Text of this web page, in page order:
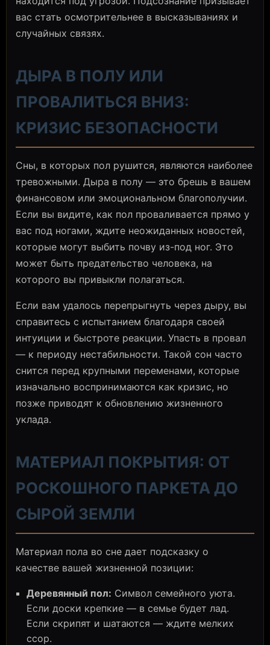
вас стать осмотрительнее в высказываниях и
случайных связях.
ДЫРА В ПОЛУ ИЛИ
ПРОВАЛИТЬСЯ ВНИЗ:
КРИЗИС БЕЗОПАСНОСТИ
Сны, в которых пол рушится, являются наиболее
тревожными. Дыра в полу — это брешь в вашем
финансовом или эмоциональном благополучии.
Если вы видите, как пол проваливается прямо у
вас под ногами, ждите неожиданных новостей,
которые могут выбить почву из-под ног. Это
может быть предательство человека, на
которого вы привыкли полагаться.
Если вам удалось перепрыгнуть через дыру, вы
справитесь с испытанием благодаря своей
интуиции и быстроте реакции. Упасть в провал
— к периоду нестабильности. Такой сон часто
снится перед крупными переменами, которые
изначально воспринимаются как кризис, но
позже приводят к обновлению жизненного
уклада.
МАТЕРИАЛ ПОКРЫТИЯ: ОТ
РОСКОШНОГО ПАРКЕТА ДО
СЫРОЙ ЗЕМЛИ
Материал пола во сне дает подсказку о
качестве вашей жизненной позиции:
Деревянный пол: Символ семейного уюта.
Если доски крепкие — в семье будет лад.
Если скрипят и шатаются — ждите мелких
ссор.